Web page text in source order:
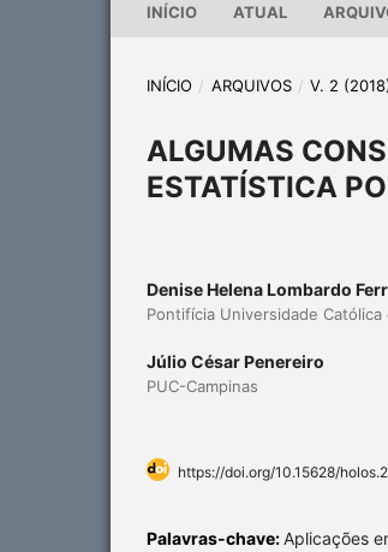
INÍCIO ATUAL
INÍCIO / ARQUIVOS / V. 2
ALGUMAS
ESTATÍSTICA
Denise Helena Lombardo
Pontifícia Universidade Católica
Júlio César Penereiro
PUC-Campinas
https://doi.org/10.15628/
Palavras-chave:Aplicações